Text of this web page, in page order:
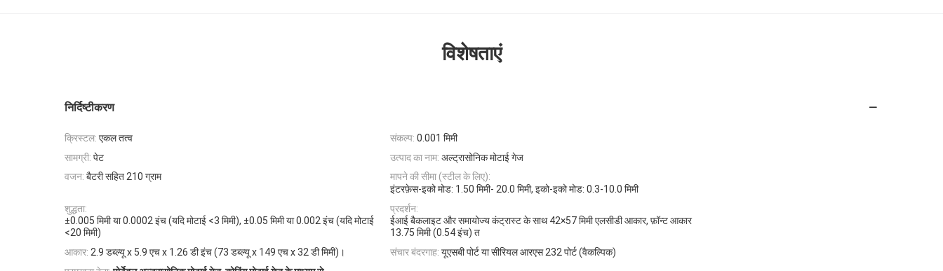
विशेषताएं
निर्दिष्टीकरण
क्रिस्टल: एकल तत्व संकल्प: 0.001 मिमी
सामग्री: पेट उत्पाद का नाम: अल्ट्रासोनिक मोटाई गेज
वजन: बैटरी सहित 210 ग्राम
मापने की सीमा (स्टील के लिए):
इंटरफ़ेस-इको मोड: 1.50 मिमी- 20.0 मिमी, इको-इको मोड: 0.3-10.0 मिमी
शुद्धता:
±0.005 मिमी या 0.0002 इंच (यदि मोटाई <3 मिमी), ±0.05 मिमी या 0.002 इंच (यदि मोटाई
<20 मिमी)
प्रदर्शन:
ईआई बैकलाइट और समायोज्य कंट्रास्ट के साथ 42×57 मिमी एलसीडी आकार, फ़ॉन्ट आकार
13.75 मिमी (0.54 इंच) त
आकार: 2.9 डब्ल्यू x 5.9 एच ​​x 1.26 डी इंच (73 डब्ल्यू x 149 एच x 32 डी मिमी)। संचार बंदरगाह: यूएसबी पोर्ट या सीरियल आरएस 232 पोर्ट (वैकल्पिक)